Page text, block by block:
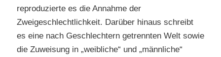
reproduzierte es die Annahme der
Zweigeschlechtlichkeit. Darüber hinaus schreibt
es eine nach Geschlechtern getrennten Welt sowie
die Zuweisung in „weibliche“ und „männliche“